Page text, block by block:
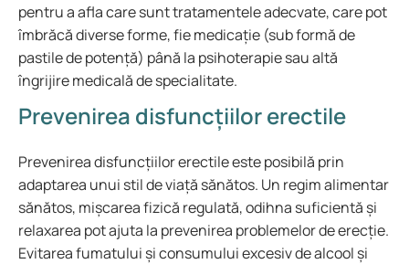
pentru a afla care sunt tratamentele adecvate, care pot
îmbrăcă diverse forme, fie medicație (sub formă de
pastile de potență) până la psihoterapie sau altă
îngrijire medicală de specialitate.
Prevenirea disfuncțiilor erectile
Prevenirea disfuncțiilor erectile este posibilă prin
adaptarea unui stil de viață sănătos. Un regim alimentar
sănătos, mișcarea fizică regulată, odihna suficientă și
relaxarea pot ajuta la prevenirea problemelor de erecție.
Evitarea fumatului și consumului excesiv de alcool și